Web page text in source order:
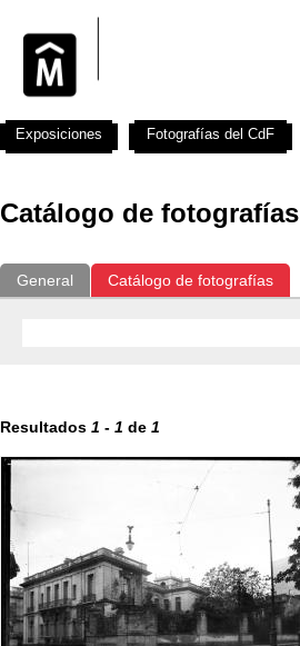
Catálogo de fotografías
General Catálogo de fotografías
Resultados 1 - 1 de 1
Exposiciones Fotografías del CdF